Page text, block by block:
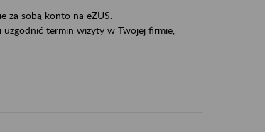
za sobą konto na eZUS.
termin wizyty w Twojej firmie,